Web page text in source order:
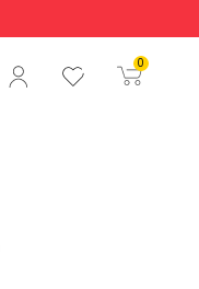
0
0,00 €